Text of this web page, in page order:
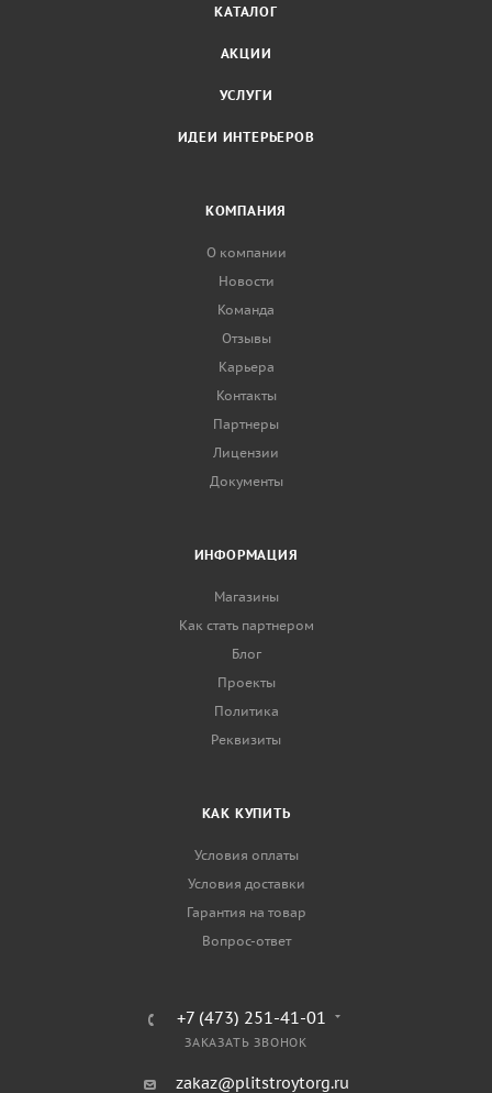
КАТАЛОГ
АКЦИИ
УСЛУГИ
ИДЕИ ИНТЕРЬЕРОВ
КОМПАНИЯ
О компании
Новости
Команда
Отзывы
Карьера
Контакты
Партнеры
Лицензии
Документы
ИНФОРМАЦИЯ
Магазины
Как стать партнером
Блог
Проекты
Политика
Реквизиты
КАК КУПИТЬ
Условия оплаты
Условия доставки
Гарантия на товар
Вопрос-ответ
+7 (473) 251-41-01
ЗАКАЗАТЬ ЗВОНОК
zakaz@plitstroytorg.ru